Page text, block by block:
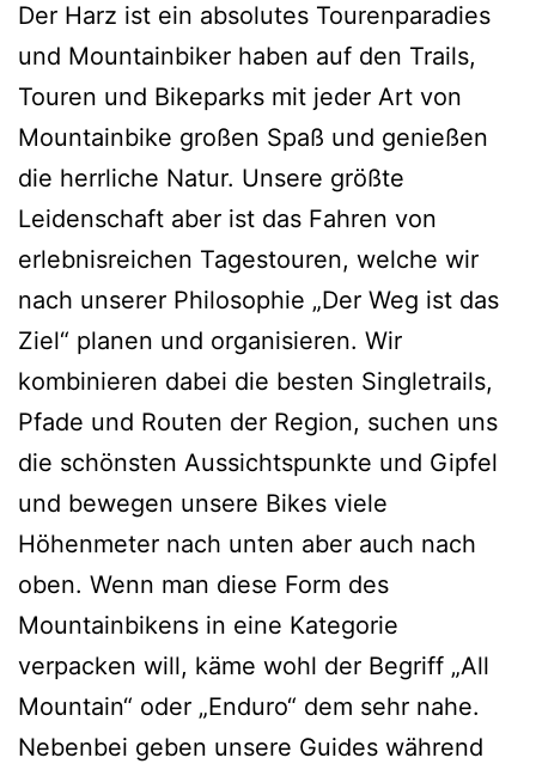
Der Harz ist ein absolutes Tourenparadies
und Mountainbiker haben auf den Trails,
Touren und Bikeparks mit jeder Art von
Mountainbike großen Spaß und genießen
die herrliche Natur. Unsere größte
Leidenschaft aber ist das Fahren von
erlebnisreichen Tagestouren, welche wir
nach unserer Philosophie „Der Weg ist das
Ziel“ planen und organisieren. Wir
kombinieren dabei die besten Singletrails,
Pfade und Routen der Region, suchen uns
die schönsten Aussichtspunkte und Gipfel
und bewegen unsere Bikes viele
Höhenmeter nach unten aber auch nach
oben. Wenn man diese Form des
Mountainbikens in eine Kategorie
verpacken will, käme wohl der Begriff „All
Mountain“ oder „Enduro“ dem sehr nahe.
Nebenbei geben unsere Guides während